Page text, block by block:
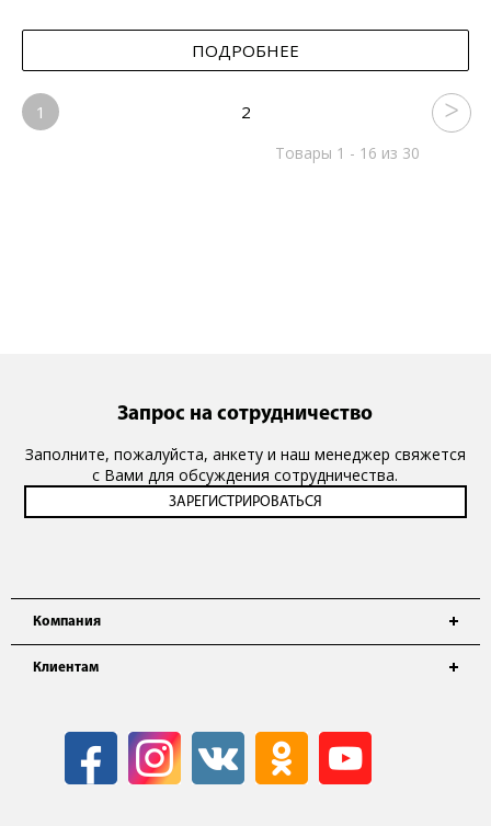
ПОДРОБНЕЕ
1 2
Товары 1 - 16 из 30
Компания
Клиентам
Запрос на сотрудничество
Заполните, пожалуйста, анкету и наш менеджер свяжется
с Вами для обсуждения сотрудничества.